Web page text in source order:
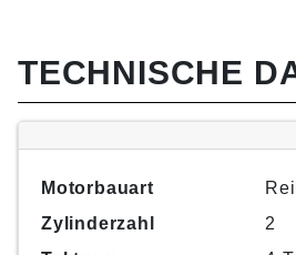
TECHNISCHE
Motorbauart
Zylinderzahl
2